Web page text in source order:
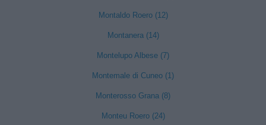
Montaldo Roero (12)
Montanera (14)
Montelupo Albese (7)
Montemale di Cuneo (1)
Monterosso Grana (8)
Monteu Roero (24)